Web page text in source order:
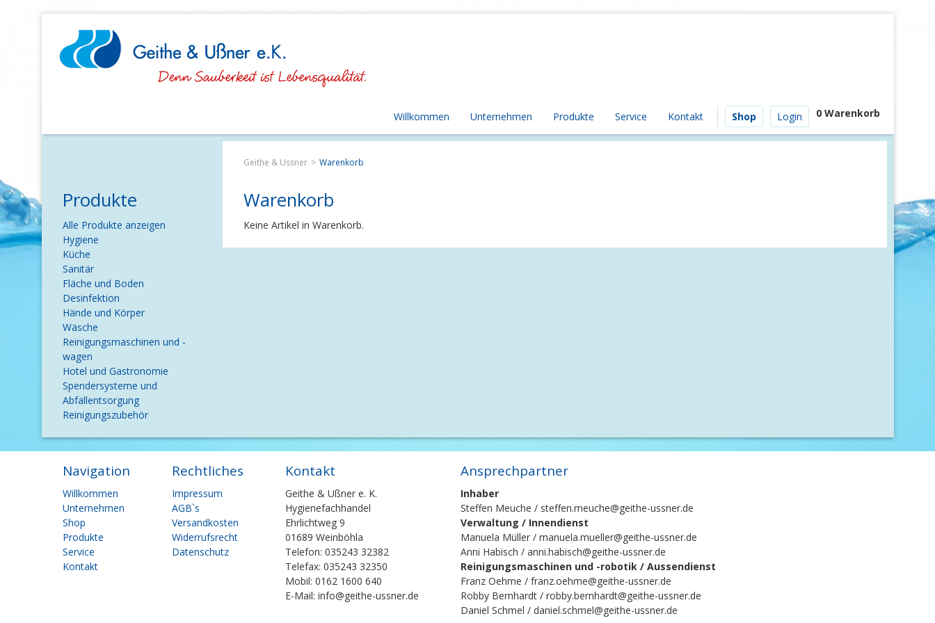
Willkommen Unternehmen Produkte Service Kontakt Shop Login 0 Warenkorb
Geithe & Ussner Warenkorb
Warenkorb
Keine Artikel in Warenkorb.
Produkte
Navigation
überspringen
Alle Produkte anzeigen
Hygiene
Küche
Sanitär
Fläche und Boden
Desinfektion
Hände und Körper
Wäsche
Reinigungsmaschinen und -
wagen
Hotel und Gastronomie
Spendersysteme und
Abfallentsorgung
Reinigungszubehör
Navigation
Navigation
überspringen
Willkommen
Unternehmen
Shop
Produkte
Service
Kontakt
Rechtliches
Navigation
überspringen
Impressum
AGB`s
Versandkosten
Widerrufsrecht
Datenschutz
Kontakt
Geithe & Ußner e. K.
Hygienefachhandel
Ehrlichtweg 9
01689 Weinböhla
Telefon: 035243 32382
Telefax: 035243 32350
Mobil: 0162 1600 640
E-Mail: info@geithe-ussner.de
Ansprechpartner
Inhaber
Steffen Meuche / steffen.meuche@geithe-ussner.de
Verwaltung / Innendienst
Manuela Müller / manuela.mueller@geithe-ussner.de
Anni Habisch / anni.habisch@geithe-ussner.de
Reinigungsmaschinen und -robotik / Aussendienst
Franz Oehme / franz.oehme@geithe-ussner.de
Robby Bernhardt / robby.bernhardt@geithe-ussner.de
Daniel Schmel / daniel.schmel@geithe-ussner.de